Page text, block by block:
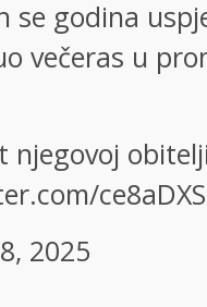
godina
večeras u
njegovoj
2025